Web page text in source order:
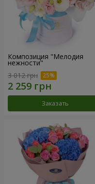
Композиция "Мелодия
нежности"
3 012 грн
Заказать